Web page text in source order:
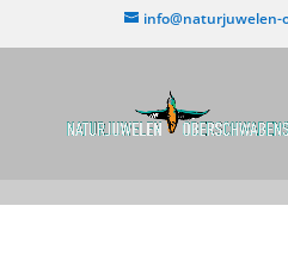
info@naturjuwelen-